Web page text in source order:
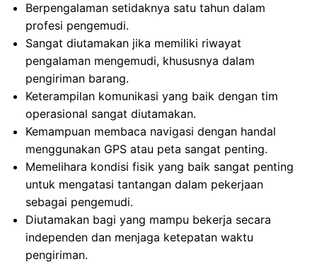
Berpengalaman setidaknya satu tahun dalam
profesi pengemudi.
Sangat diutamakan jika memiliki riwayat
pengalaman mengemudi, khususnya dalam
pengiriman barang.
Keterampilan komunikasi yang baik dengan tim
operasional sangat diutamakan.
Kemampuan membaca navigasi dengan handal
menggunakan GPS atau peta sangat penting.
Memelihara kondisi fisik yang baik sangat penting
untuk mengatasi tantangan dalam pekerjaan
sebagai pengemudi.
Diutamakan bagi yang mampu bekerja secara
independen dan menjaga ketepatan waktu
pengiriman.